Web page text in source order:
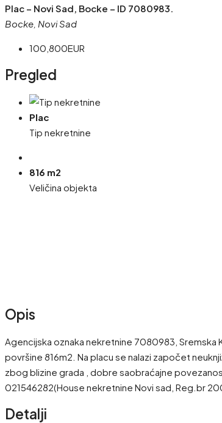
Plac – Novi Sad, Bocke – ID 7080983.
Bocke, Novi Sad
100,800EUR
Pregled
Plac
Tip nekretnine
816 m2
Veličina objekta
Opis
Agencijska oznaka nekretnine 7080983, Sremska
površine 816m2. Na placu se nalazi započet
zbog blizine grada , dobre saobraćajne
021546282(House nekretnine Novi sad, Reg.br
Detalji